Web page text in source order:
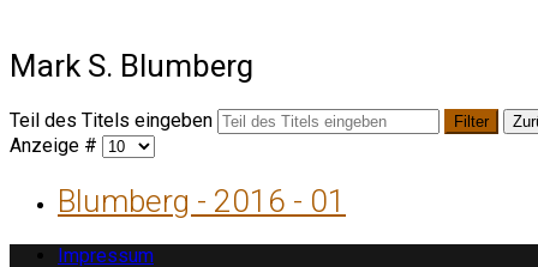
Mark S. Blumberg
Teil des Titels eingeben Filter
Anzeige #
Blumberg - 2016 - 01
Impressum